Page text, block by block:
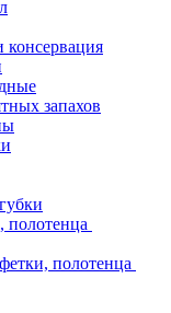
консервация
запахов
полотенца